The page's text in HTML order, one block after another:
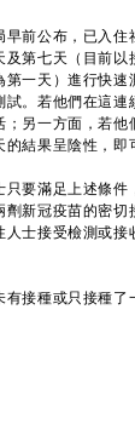
公布，已入住
第七天（目前
一天）進行快
。若他們在這
另一方面，若
結果呈陰性，即
滿足上述條件
新冠疫苗的密
士接受檢測或
種或只接種了